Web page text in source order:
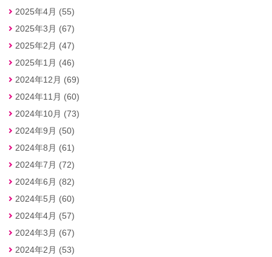
2025年4月 (55)
2025年3月 (67)
2025年2月 (47)
2025年1月 (46)
2024年12月 (69)
2024年11月 (60)
2024年10月 (73)
2024年9月 (50)
2024年8月 (61)
2024年7月 (72)
2024年6月 (82)
2024年5月 (60)
2024年4月 (57)
2024年3月 (67)
2024年2月 (53)